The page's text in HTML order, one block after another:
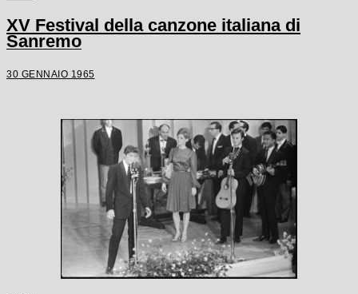
XV Festival della canzone italiana di
Sanremo
30 GENNAIO 1965